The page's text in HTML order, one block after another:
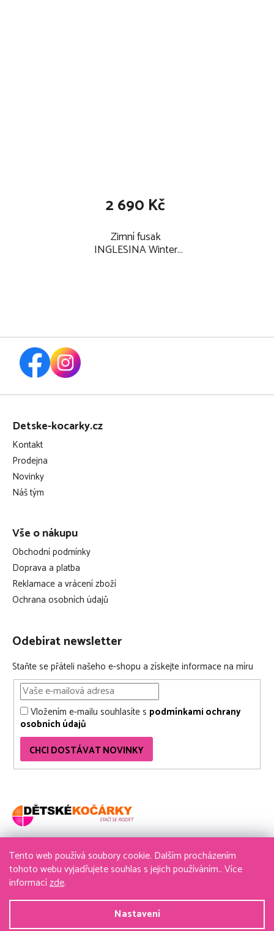
Tento web používá soubory cookie. Dalším procházením
tohoto webu vyjadřujete souhlas s jejich používáním.. Více
informacízde.
Nastavení
Zimní fusak
INGLESINA Winter
2 690 Kč
Z
Detske-kocarky.cz
Kontakt
Prodejna
Novinky
Náš tým
Vše o nákupu
Obchodní podmínky
Doprava a platba
Reklamace a vrácení zboží
Ochrana osobních údajů
Odebírat newsletter
Staňte se přáteli našeho e-shopu a získejte informace na míru
Vložením e-mailu souhlasíte s podmínkami ochrany
osobních údajů
CHCI DOSTÁVAT NOVINKY
736 611 204